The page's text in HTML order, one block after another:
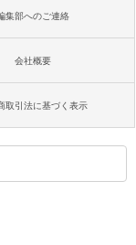
集部へのご連絡
会社概要
取引法に基づく表示